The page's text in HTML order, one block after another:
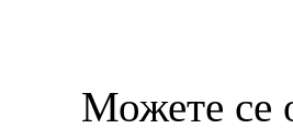
Можете се